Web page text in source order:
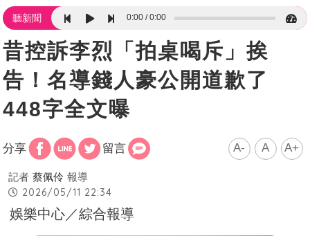
聽新聞 0:00 0:00
昔控訴李烈「拍桌喝斥」挨
告！名導錢人豪公開道歉了
448字全文曝
分享 留言 A- A A+
記者 蔡佩伶 報導
2026/05/11 22:34
娛樂中心／綜合報導